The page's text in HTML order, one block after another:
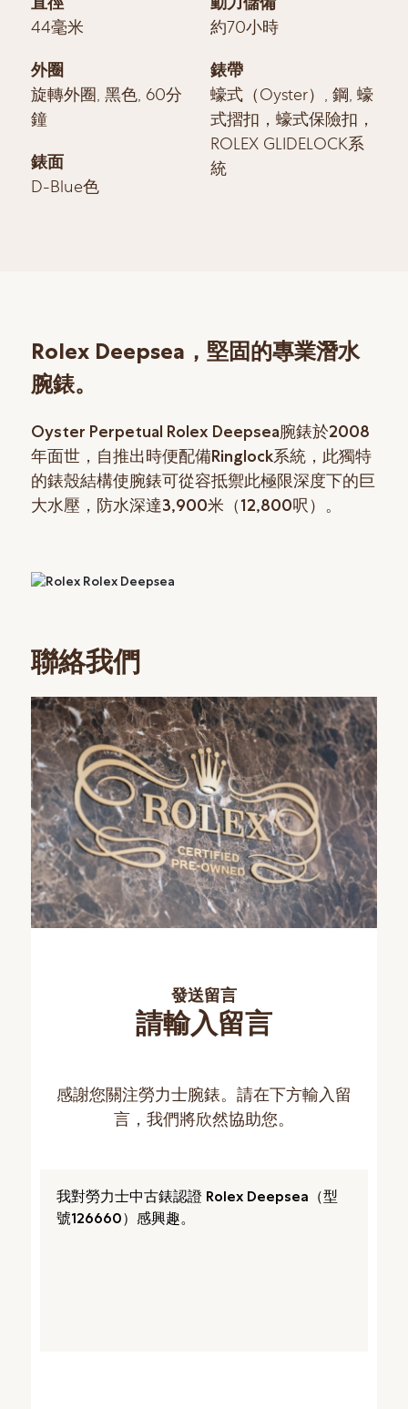
44毫米
外圈
旋轉外圈, 黑色, 60分
鐘
錶面
D-Blue色
約70小時
錶帶
蠔式（Oyster）, 鋼, 蠔
式摺扣，蠔式保險扣，
ROLEX GLIDELOCK系
統
Rolex Deepsea，堅固的專業潛水
腕錶。
Oyster Perpetual Rolex Deepsea腕錶於2008
年面世，自推出時便配備Ringlock系統，此獨特
的錶殼結構使腕錶可從容抵禦此極限深度下的巨
大水壓，防水深達3,900米（12,800呎）。
聯絡我們
發送留言
請輸入留言
感謝您關注勞力士腕錶。請在下方輸入留
言，我們將欣然協助您。